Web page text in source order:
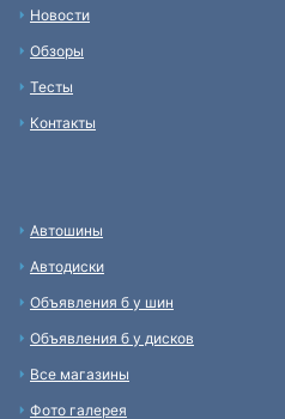
Новости
Обзоры
Тесты
Контакты
Автошины
Автодиски
Объявления б у шин
Объявления б у дисков
Все магазины
Фото галерея